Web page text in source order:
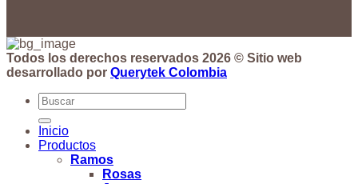
Todos los derechos reservados 2026 © Sitio web
desarrollado por Querytek Colombia
Buscar
por:
Inicio
Productos
Ramos
Rosas